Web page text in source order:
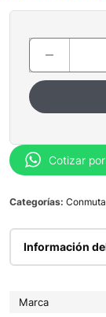
Cotizar
Categorías:
Información
Marca